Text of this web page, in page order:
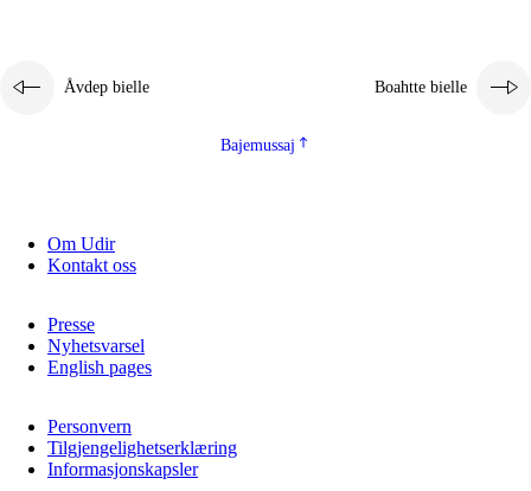
Åvdep bielle Boahtte bielle
Bajemussaj
Om Udir
Kontakt oss
Presse
Nyhetsvarsel
English pages
Personvern
Tilgjengelighetserklæring
Informasjonskapsler